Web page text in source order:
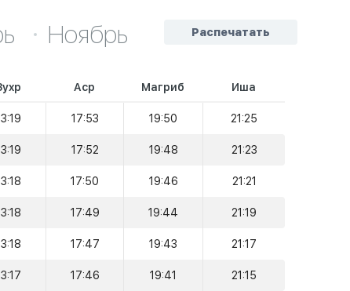
Распечатать
Ноябрь
Аср Магриб Иша
17:53 19:50 21:25
17:52 19:48 21:23
17:50 19:46 21:21
17:49 19:44 21:19
17:47 19:43 21:17
17:46 19:41 21:15